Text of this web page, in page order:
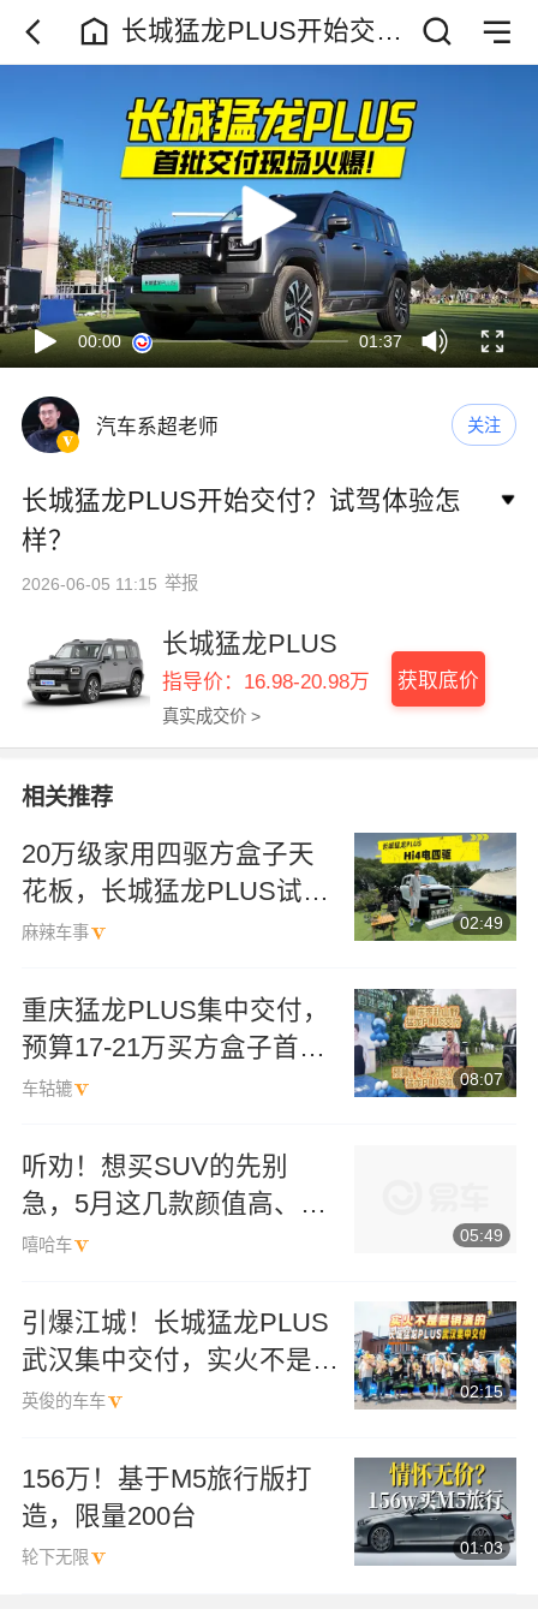
长城猛龙PLUS开始交
付？试驾体验怎样？
00:00 01:37
汽车系超老师 关注
长城猛龙PLUS开始交付？试驾体验怎
样？
2026-06-05 11:15 举报
长城猛龙PLUS
指导价：16.98-20.98万
真实成交价 >
获取底价
相关推荐
20万级家用四驱方盒子天
花板，长城猛龙PLUS试过
都说好
麻辣车事
02:49
重庆猛龙PLUS集中交付，
预算17-21万买方盒子首
选？
车轱辘
08:07
听劝！想买SUV的先别
急，5月这几款颜值高、配
置顶，照着买就对了
嘻哈车
05:49
引爆江城！长城猛龙PLUS
武汉集中交付，实火不是营
销演的！
英俊的车车
02:15
156万！基于M5旅行版打
造，限量200台
轮下无限
01:03